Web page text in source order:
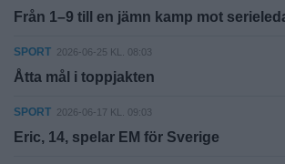
Från 1–9 till en jämn kamp mot
SPORT 2026-06-25 KL. 08:03
Åtta mål i toppjakten
SPORT 2026-06-17 KL. 09:03
Eric, 14, spelar EM för Sverige